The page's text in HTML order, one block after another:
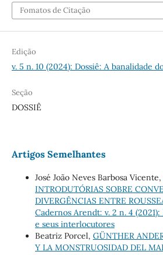
Fomatos de Citação
Edição
v. 5 n. 10 (2024): Dossiê: A banalidade
Seção
DOSSIÊ
Artigos Semelhantes
José João Neves Barbosa Vicente,
INTRODUTÓRIAS SOBRE
DIVERGÊNCIAS ENTRE
Cadernos Arendt: v. 2 n. 4
e seus interlocutores
Beatriz Porcel, GÜNTHER
Y LA MONSTRUOSIDAD DEL